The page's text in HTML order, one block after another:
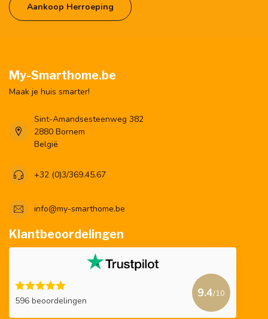
Aankoop Herroeping
My-Smarthome.be
Maak je huis smarter!
Sint-Amandsesteenweg 382
2880 Bornem
België
+32 (0)3/369.45.67
info@my-smarthome.be
Klantbeoordelingen
596 beoordelingen
9.4/10